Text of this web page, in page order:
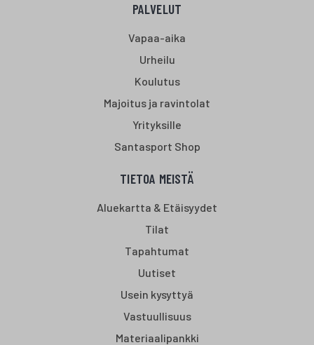
PALVELUT
Vapaa-aika
Urheilu
Koulutus
Majoitus ja ravintolat
Yrityksille
Santasport Shop
TIETOA MEISTÄ
Aluekartta & Etäisyydet
Tilat
Tapahtumat
Uutiset
Usein kysyttyä
Vastuullisuus
Materiaalipankki